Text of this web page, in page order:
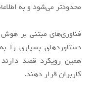
محدودتر می‌شود و به
فناوری‌های مبتنی بر
دستاوردهای بسیاری را
همین رویکرد قصد دارند
کاربران قرار دهند.